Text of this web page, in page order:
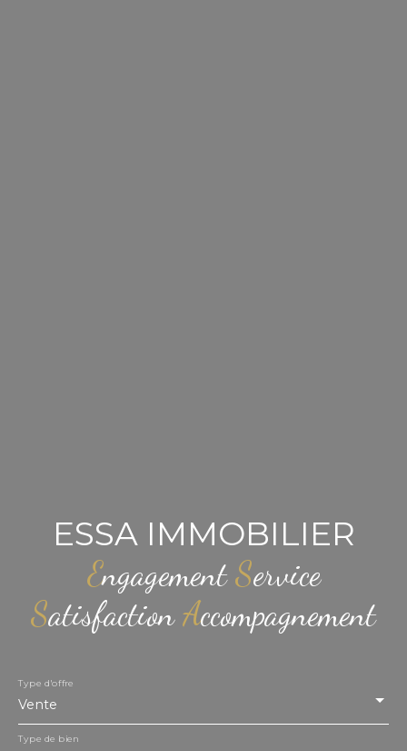
ESSA IMMOBILIER
EngagementService
SatisfactionAccompagnement
Vente
Type d'offre
Type de bien